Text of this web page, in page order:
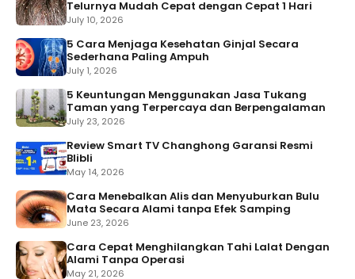
Telurnya Mudah Cepat dengan Cepat 1 Hari
July 10, 2026
5 Cara Menjaga Kesehatan Ginjal Secara
Sederhana Paling Ampuh
July 1, 2026
5 Keuntungan Menggunakan Jasa Tukang
Taman yang Terpercaya dan Berpengalaman
July 23, 2026
Review Smart TV Changhong Garansi Resmi
Blibli
May 14, 2026
Cara Menebalkan Alis dan Menyuburkan Bulu
Mata Secara Alami tanpa Efek Samping
June 23, 2026
Cara Cepat Menghilangkan Tahi Lalat Dengan
Alami Tanpa Operasi
May 21, 2026